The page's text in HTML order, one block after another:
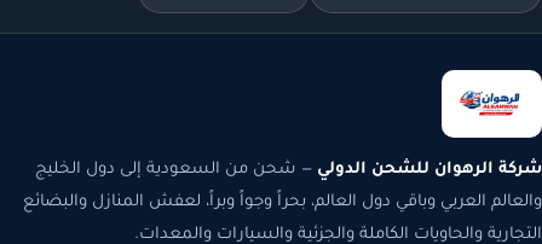
شركة الرهوان للشحن الدولي — شحن من السعودية إلى دول الخليج
والعالم العربي وباقي دول العالم، بحراً وجواً وبراً، لعفش المنازل والبضائع
التجارية والحاويات الكاملة والجزئية والسيارات والمعدات.